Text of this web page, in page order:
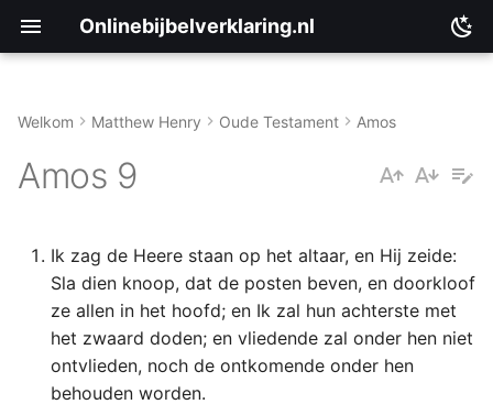
Onlinebijbelverklaring.nl
Amos 9:10-15
Lukas
Johannes
Handelingen
Welkom Matthew Henry Oude Testament Amos
Amos 9
Ik zag de Heere staan op het altaar, en Hij zeide:
Sla dien knoop, dat de posten beven, en doorkloof
ze allen in het hoofd; en Ik zal hun achterste met
het zwaard doden; en vliedende zal onder hen niet
ontvlieden, noch de ontkomende onder hen
behouden worden.